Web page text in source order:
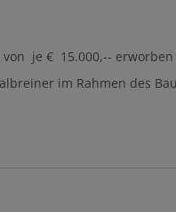
je € 15.000,--
im Rahmen des